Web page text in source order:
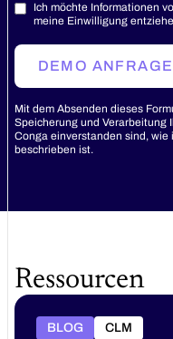
Ich möchte Informationen
meine Einwilligung
Mit dem Absenden dieses
Speicherung und Verarbeitung
Conga einverstanden sind, wie
beschrieben ist.
DEMO
Ressourcen
BLOG CLM